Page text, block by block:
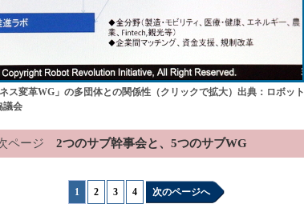
ス変革WG」の多団体との関係性（クリックで拡大）出典：ロボット
議会
ページ 2つのサブ幹事会と、5つのサブWG
1 2 3 4 次のページへ